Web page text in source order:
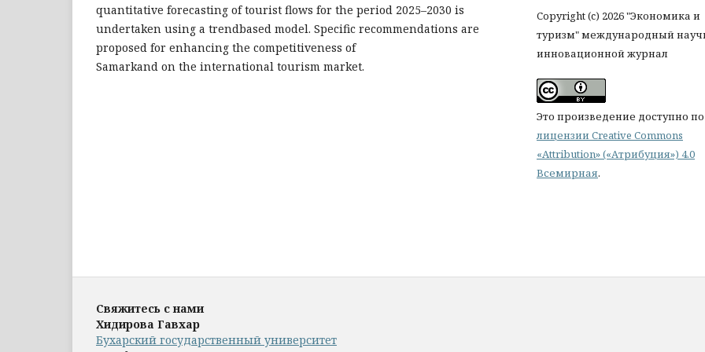
quantitative forecasting of tourist flows for the period 2025–2030 is
undertaken using a trendbased model. Specific recommendations are
proposed for enhancing the competitiveness of
Samarkand on the international tourism market.
Copyright (c) 2026 "Экономика и
туризм" международный
инновационной журнал
Это произведение доступно по
лицензии Creative Commons
«Attribution» («Атрибуция») 4.0
Всемирная.
Свяжитесь с нами
Хидирова Гавхар
Бухарский государственный университет